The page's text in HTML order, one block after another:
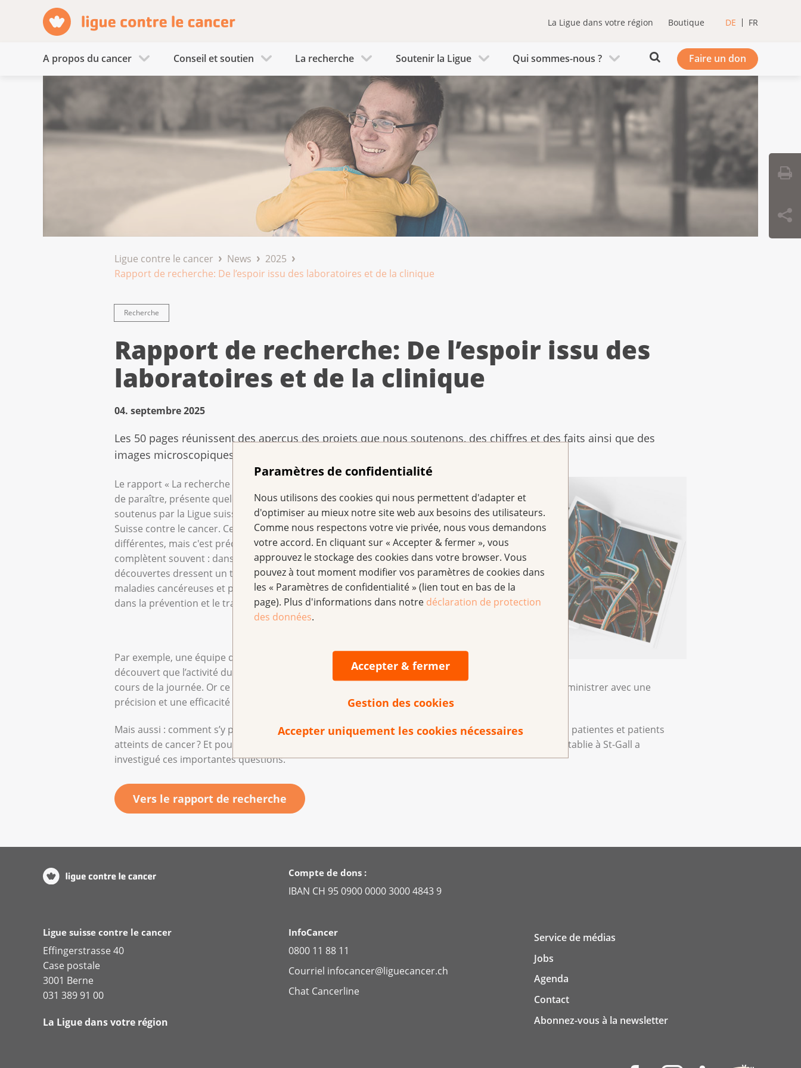
Paramètres de confidentialité
Nous utilisons des cookies qui nous permettent d'adapter et
d'optimiser au mieux notre site web aux besoins des utilisateurs.
Comme nous respectons votre vie privée, nous vous demandons
votre accord. En cliquant sur « Accepter & fermer », vous
approuvez le stockage des cookies dans votre browser. Vous
pouvez à tout moment modifier vos paramètres de cookies dans
les « Paramètres de confidentialité » (lien tout en bas de la
page). Plus d'informations dans notre déclaration de protection
des données.
Accepter & fermer
Gestion des cookies
Accepter uniquement les cookies nécessaires
La Ligue dans votre région Boutique DE FR
A propos du cancer Conseil et soutien La recherche Soutenir la Ligue Qui sommes-nous ? Faire un don
Ligue contre le cancer News
2025
Rapport de recherche: De l’espoir issu des laboratoires et de la clinique
Recherche
Rapport de recherche: De l’espoir issu des
laboratoires et de la clinique
04. septembre 2025
Les 50 pages réunissent des aperçus des projets que nous soutenons, des chiffres et des faits ainsi que des
images microscopiques artistiquement colorées de Martin Oeggerli.
Le rapport « La recherche sur le cancer en Suisse », qui vient
de paraître, présente quelques-uns des projets de recherche
soutenus par la Ligue suisse contre le cancer et la Recherche
Suisse contre le cancer. Ces projets ont des orientations très
différentes, mais c'est précisément pour cette raison qu'ils se
complètent souvent : dans l'ensemble, les nouvelles
découvertes dressent un tableau de plus en plus précis des
maladies cancéreuses et permettent de nouveaux progrès
dans la prévention et le traitement.
Par exemple, une équipe de recherche établie à Genève a
découvert que l’activité du système immunitaire fluctuait au
cours de la journée. Or ce facteur joue un rôle central dans le cadre de l’immunothérapie, afin de l’administrer avec une
précision et une efficacité accrues.
Mais aussi : comment s’y prend le personnel soignant pour établir des relations de confiance avec les patientes et patients
atteints de cancer ? Et pour quelle raison la confiance est-elle mise à mal ? Une équipe de recherche établie à St-Gall a
investigué ces importantes questions.
Vers le rapport de recherche
Compte de dons :
IBAN CH 95 0900 0000 3000 4843 9
Ligue suisse contre le cancer
Effingerstrasse 40
Case postale
3001 Berne
031 389 91 00
La Ligue dans votre région
InfoCancer
0800 11 88 11
Courriel infocancer@liguecancer.ch
Chat Cancerline
Service de médias
Jobs
Agenda
Contact
Abonnez-vous à la newsletter